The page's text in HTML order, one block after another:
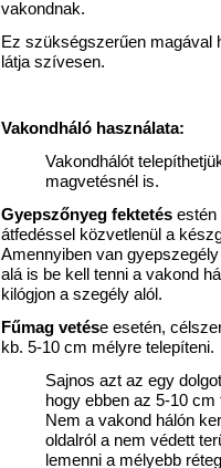
vakondnak.
Ez szükségszerűen magával
látja szívesen.
Vakondháló használata:
Vakondhálót
magvetésnél is.
Gyepszőnyeg fektetés estén
átfedéssel közvetlenül a
Amennyiben van
alá is be kell tenni a vakond
kilógjon a szegély alól.
Fűmag vetése esetén,
kb. 5-10 cm mélyre telepíteni.
Sajnos azt az egy
hogy ebben az 5-10
Nem a vakond hálón
oldalról a nem védett
lemenni a mélyebb